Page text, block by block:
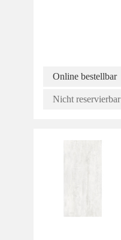
Online bestellbar
Nicht reservierbar